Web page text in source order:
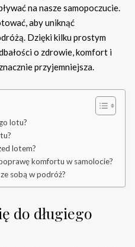
na nasze samopoczucie.
aby uniknąć
Dzięki kilku prostym
o zdrowie, komfort i
przyjemniejsza.
lotu?
lotem?
komfortu w samolocie?
sobą w podróż?
do długiego